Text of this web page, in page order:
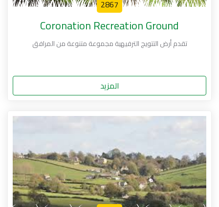
2867
Coronation Recreation Ground
تقدم أرض التتويج الترفيهية مجموعة متنوعة من المرافق
المزيد